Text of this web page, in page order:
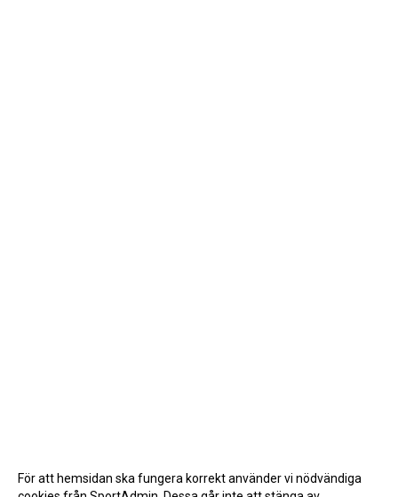
För att hemsidan ska fungera korrekt använder vi nödvändiga